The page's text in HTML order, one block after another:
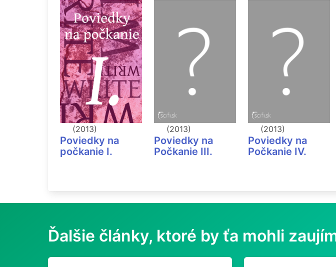
(2013)
Poviedky na
počkanie I.
(2013)
Poviedky na
Počkanie III.
(2013)
Poviedky na
Počkanie IV.
Ďalšie články, ktoré by ťa mohli